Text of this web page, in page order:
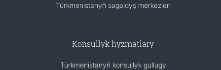
Türkmenistanyň sagaldyş merkezleri
Konsullyk hyzmatlary
Türkmenistanyň konsullyk gullugy